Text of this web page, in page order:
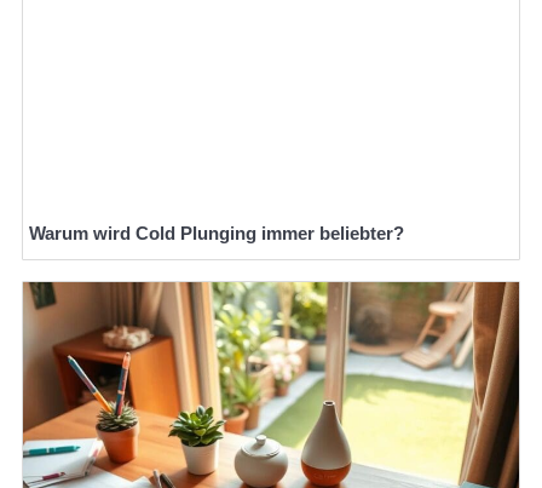
Warum wird Cold Plunging immer beliebter?